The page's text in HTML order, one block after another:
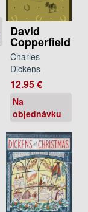
David
Copperfield
Charles
Dickens
12.95 €
Na
objednávku